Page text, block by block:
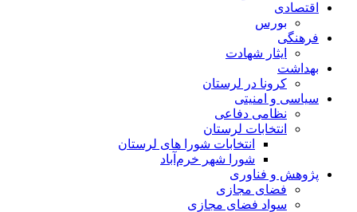
اقتصادی
بورس
فرهنگی
ایثار شهادت
بهداشت
کرونا در لرستان
سیاسی و امنیتی
نظامی دفاعی
انتخابات لرستان
انتخابات شورا های لرستان
شورا شهر خرم‌آباد
پژوهش و فناوری
فضای مجازی
سواد فضای مجازی